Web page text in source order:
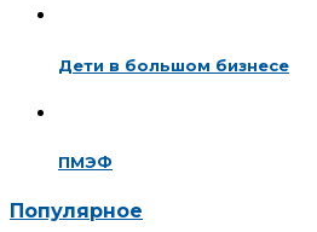
Дети в большом бизнесе
ПМЭФ
Популярное